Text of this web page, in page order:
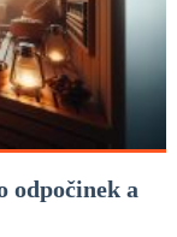
odpočinek a